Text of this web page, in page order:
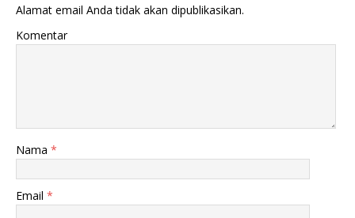
Alamat email Anda tidak akan dipublikasikan.
Komentar
Nama *
Email *